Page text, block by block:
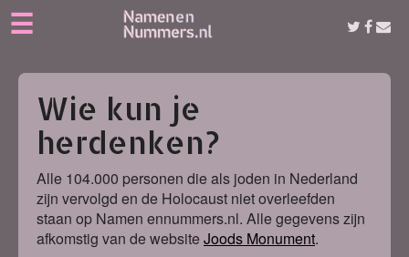
☰
Wie kun je
herdenken?
Alle 104.000 personen die als joden in Nederland
zijn vervolgd en de Holocaust niet overleefden
staan op Namen ennummers.nl. Alle gegevens zijn
afkomstig van de websiteJoods Monument.